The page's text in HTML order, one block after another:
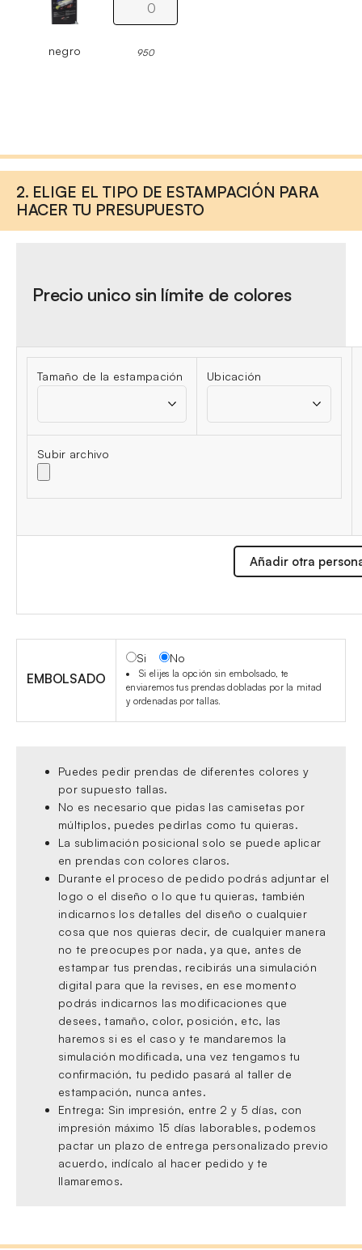
negro 950
2. ELIGE EL TIPO DE ESTAMPACIÓN PARA
HACER TU PRESUPUESTO
Precio unico sin límite de colores
Tamaño de la estampación Ubicación
Subir archivo
Añadir otra
EMBOLSADO
Si No
Si elijes la opción sin embolsado, te
enviaremos tus prendas dobladas por la mitad
y ordenadas por tallas.
Puedes pedir prendas de diferentes colores y
por supuesto tallas.
No es necesario que pidas las camisetas por
múltiplos, puedes pedirlas como tu quieras.
La sublimación posicional solo se puede aplicar
en prendas con colores claros.
Durante el proceso de pedido podrás adjuntar el
logo o el diseño o lo que tu quieras, también
indicarnos los detalles del diseño o cualquier
cosa que nos quieras decir, de cualquier manera
no te preocupes por nada, ya que, antes de
estampar tus prendas, recibirás una simulación
digital para que la revises, en ese momento
podrás indicarnos las modificaciones que
desees, tamaño, color, posición, etc, las
haremos si es el caso y te mandaremos la
simulación modificada, una vez tengamos tu
confirmación, tu pedido pasará al taller de
estampación, nunca antes.
Entrega: Sin impresión, entre 2 y 5 días, con
impresión máximo 15 días laborables, podemos
pactar un plazo de entrega personalizado previo
acuerdo, indícalo al hacer pedido y te
llamaremos.